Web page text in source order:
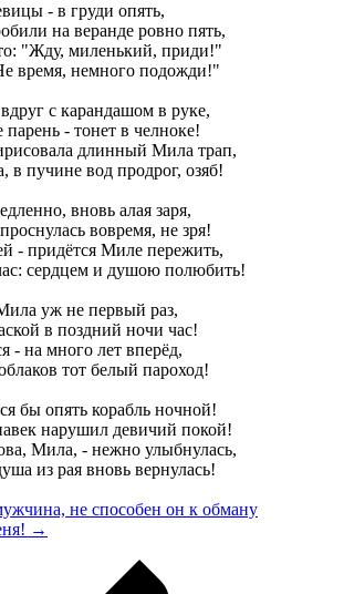
- в груди опять,
на веранде ровно пять,
"Жду, миленький, приди!"
время, немного подожди!"
с карандашом в руке,
- тонет в челноке!
длинный Мила трап,
в пучине вод продрог, озяб!
вновь алая заря,
вовремя, не зря!
- придётся Миле пережить,
сердцем и душою полюбить!
уж не первый раз,
в поздний ночи час!
- на много лет вперёд,
тот белый пароход!
бы опять корабль ночной!
нарушил девичий покой!
Мила, - нежно улыбнулась,
из рая вновь вернулась!
не способен он к обману
→